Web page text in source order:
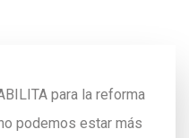
para la reforma
podemos estar más